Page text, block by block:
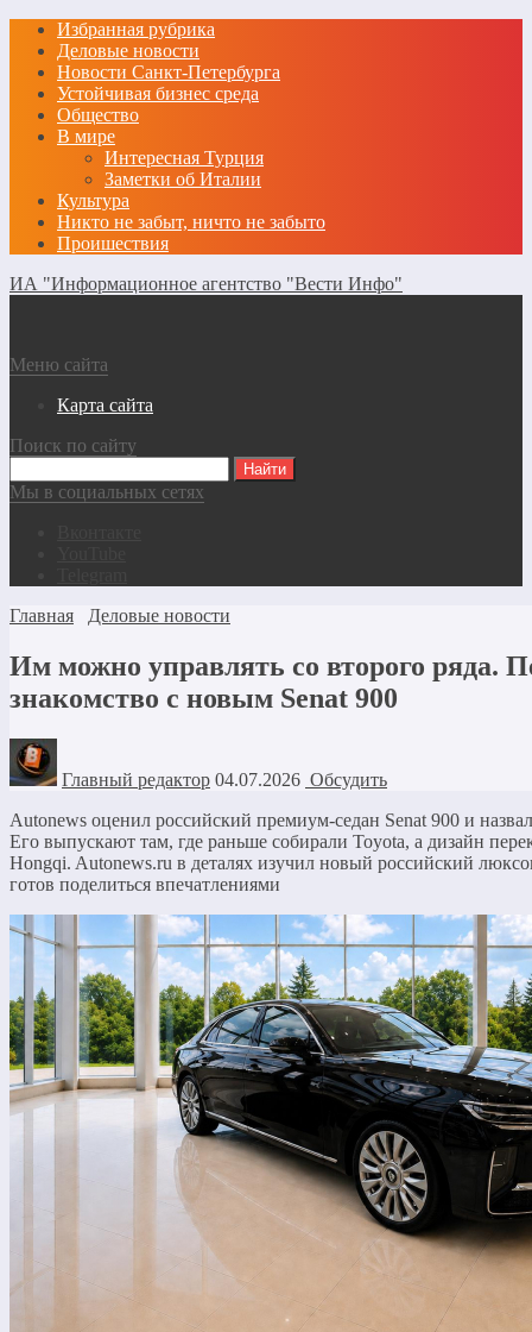
Избранная рубрика
Деловые новости
Новости Санкт-Петербурга
Устойчивая бизнес среда
Общество
В мире
Интересная Турция
Заметки об Италии
Культура
Никто не забыт, ничто не забыто
Проишествия
ИА "Информационное агентство "Вести Инфо"
Меню сайта
Карта сайта
Поиск по сайту
Мы в социальных сетях
Главная
Деловые новости
Им можно управлять со второго ряда.
знакомство с новым Senat 900
Главный редактор 04.07.2026 Обсудить
Autonews оценил российский премиум-седан Senat 900 и
Его выпускают там, где раньше собирали Toyota, а дизайн
Hongqi. Autonews.ru в деталях изучил новый российский
готов поделиться впечатлениями